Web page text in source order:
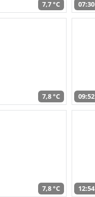
7,7 °C 07:30
7,8 °C 09:52
7,8 °C 12:54